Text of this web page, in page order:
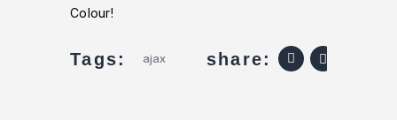
Colour!
Tags: ajax share: